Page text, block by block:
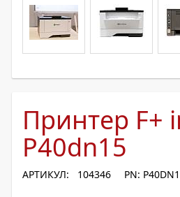
Принтер F+
P40dn15
АРТИКУЛ: 104346 PN: